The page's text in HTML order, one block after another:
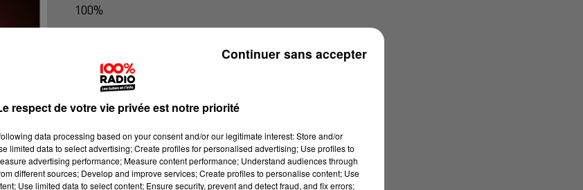
100%
respect de votre vie privée est notre priorité
data processing based on your consent and/or our legitimate interest: Store and/or
limited data to select advertising; Create profiles for personalised advertising; Use profiles to
advertising performance; Measure content performance; Understand audiences through
different sources; Develop and improve services; Create profiles to personalise content; Use
Use limited data to select content; Ensure security, prevent and detect fraud, and fix errors;
Continuer sans accepter